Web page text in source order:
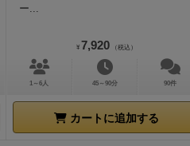
ー...
¥ 7,920 （税込）
1～6人 45～90分 90件
カートに追加する